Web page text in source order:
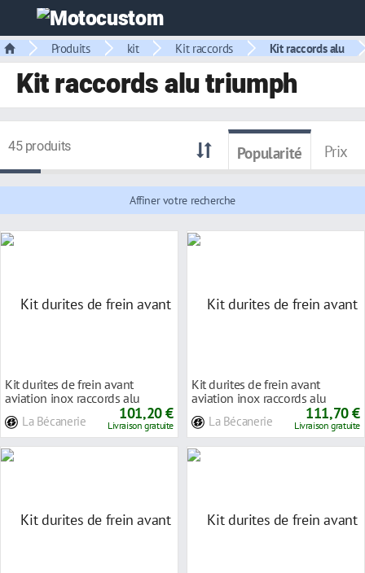
Produits kit Kit raccords Kit raccords alu
Kit raccords alu triumph
45 produits Popularité Prix
Affiner votre recherche
Kit durites de frein avant
aviation inox raccords alu
La Bécanerie 101,20 €
Livraison gratuite
Kit durites de frein avant
aviation inox raccords alu
La Bécanerie 111,70 €
Livraison gratuite